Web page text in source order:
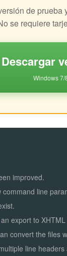
de prueba
se requiere
Windows 7/
improved.
command line
an export to
convert the files
line headers